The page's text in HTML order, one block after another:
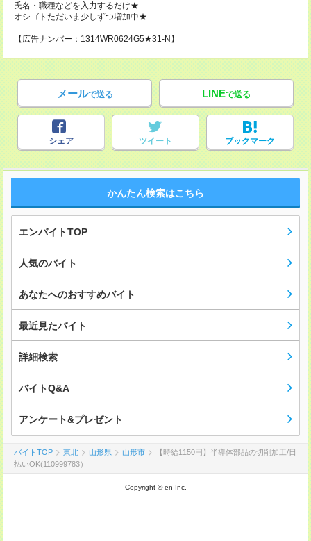
氏名・職種などを入力するだけ★
オシゴトただいま少しずつ増加中★
【広告ナンバー：1314WR0624G5★31-N】
メールで送る LINEで送る
シェア ツイート ブックマーク
かんたん検索はこちら
エンバイトTOP
人気のバイト
あなたへのおすすめバイト
最近見たバイト
詳細検索
バイトQ&A
アンケート&プレゼント
バイトTOP 東北 山形県 山形市
【時給1150円】半導体部品の切削加工/日
払いOK(110999783）
Copyright © en Inc.